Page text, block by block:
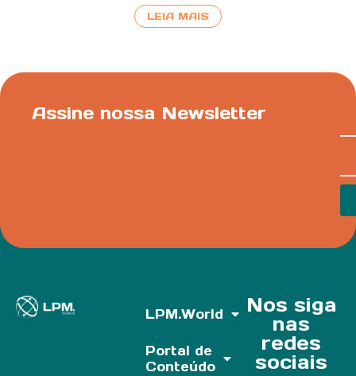
LEIA MAIS
Assine nossa Newsletter
LPM.World
Portal de
Conteúdo
Nos siga
nas
redes
sociais